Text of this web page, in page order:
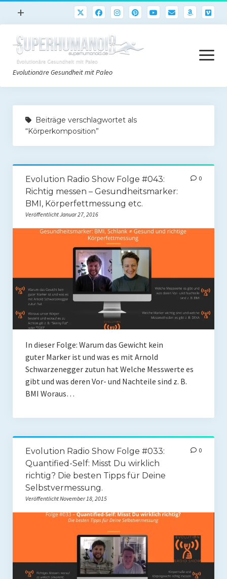
Menü
öffnen
+
Paleo
Rezepte
Sport
Gehirn
Freeletics
Evolutionäre Gesundheit mit Paleo
Menü
öffnen
Paleo Start
Paleo Grundlagen 2.0
Quick-Start Paleo Guide
Einkaufsliste
Paleo-Einkaufsliste.de
Literatur
Coaching
Abnehmen mit Paleo
Zunehmen mit Paleo
Paleo Fitness
Freeletics
Rezepte
Brainfood
Frühstück
Beiträge verschlagwortet als
“Körperkomposition”
Evolution Radio Show Folge #043:
Richtig messen – Gesundheitsmarker:
BMI, Körperfettmessung etc.
Veröffentlicht Januar 27, 2016
0
In dieser Folge: Warum das Gewicht kein
guter Marker ist und was es mit Arnold
Schwarzenegger zutun hat Welche Messwerte es
gibt und was deren Vor- und Nachteile sind z. B.
BMI Woraus…
Evolution Radio Show Folge #033:
Quantified-Self: Misst Du wirklich
richtig? Die besten Tipps für Deine
Selbstvermessung.
Veröffentlicht November 18, 2015
0